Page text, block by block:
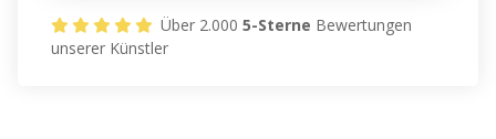
Über 2.0005-Sterne Bewertungen
unserer Künstler